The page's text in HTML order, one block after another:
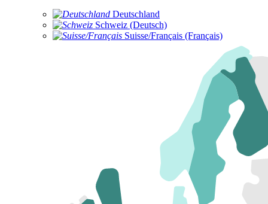
Deutschland
Schweiz (Deutsch)
Suisse/Français (Français)